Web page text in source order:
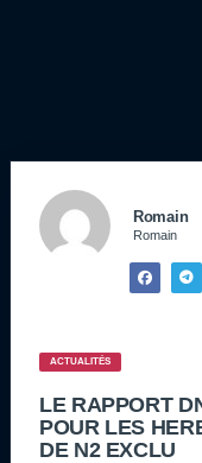
Romain
Romain
ACTUALITÉS
LE RAPPORT
POUR LES
DE N2 EXCLU